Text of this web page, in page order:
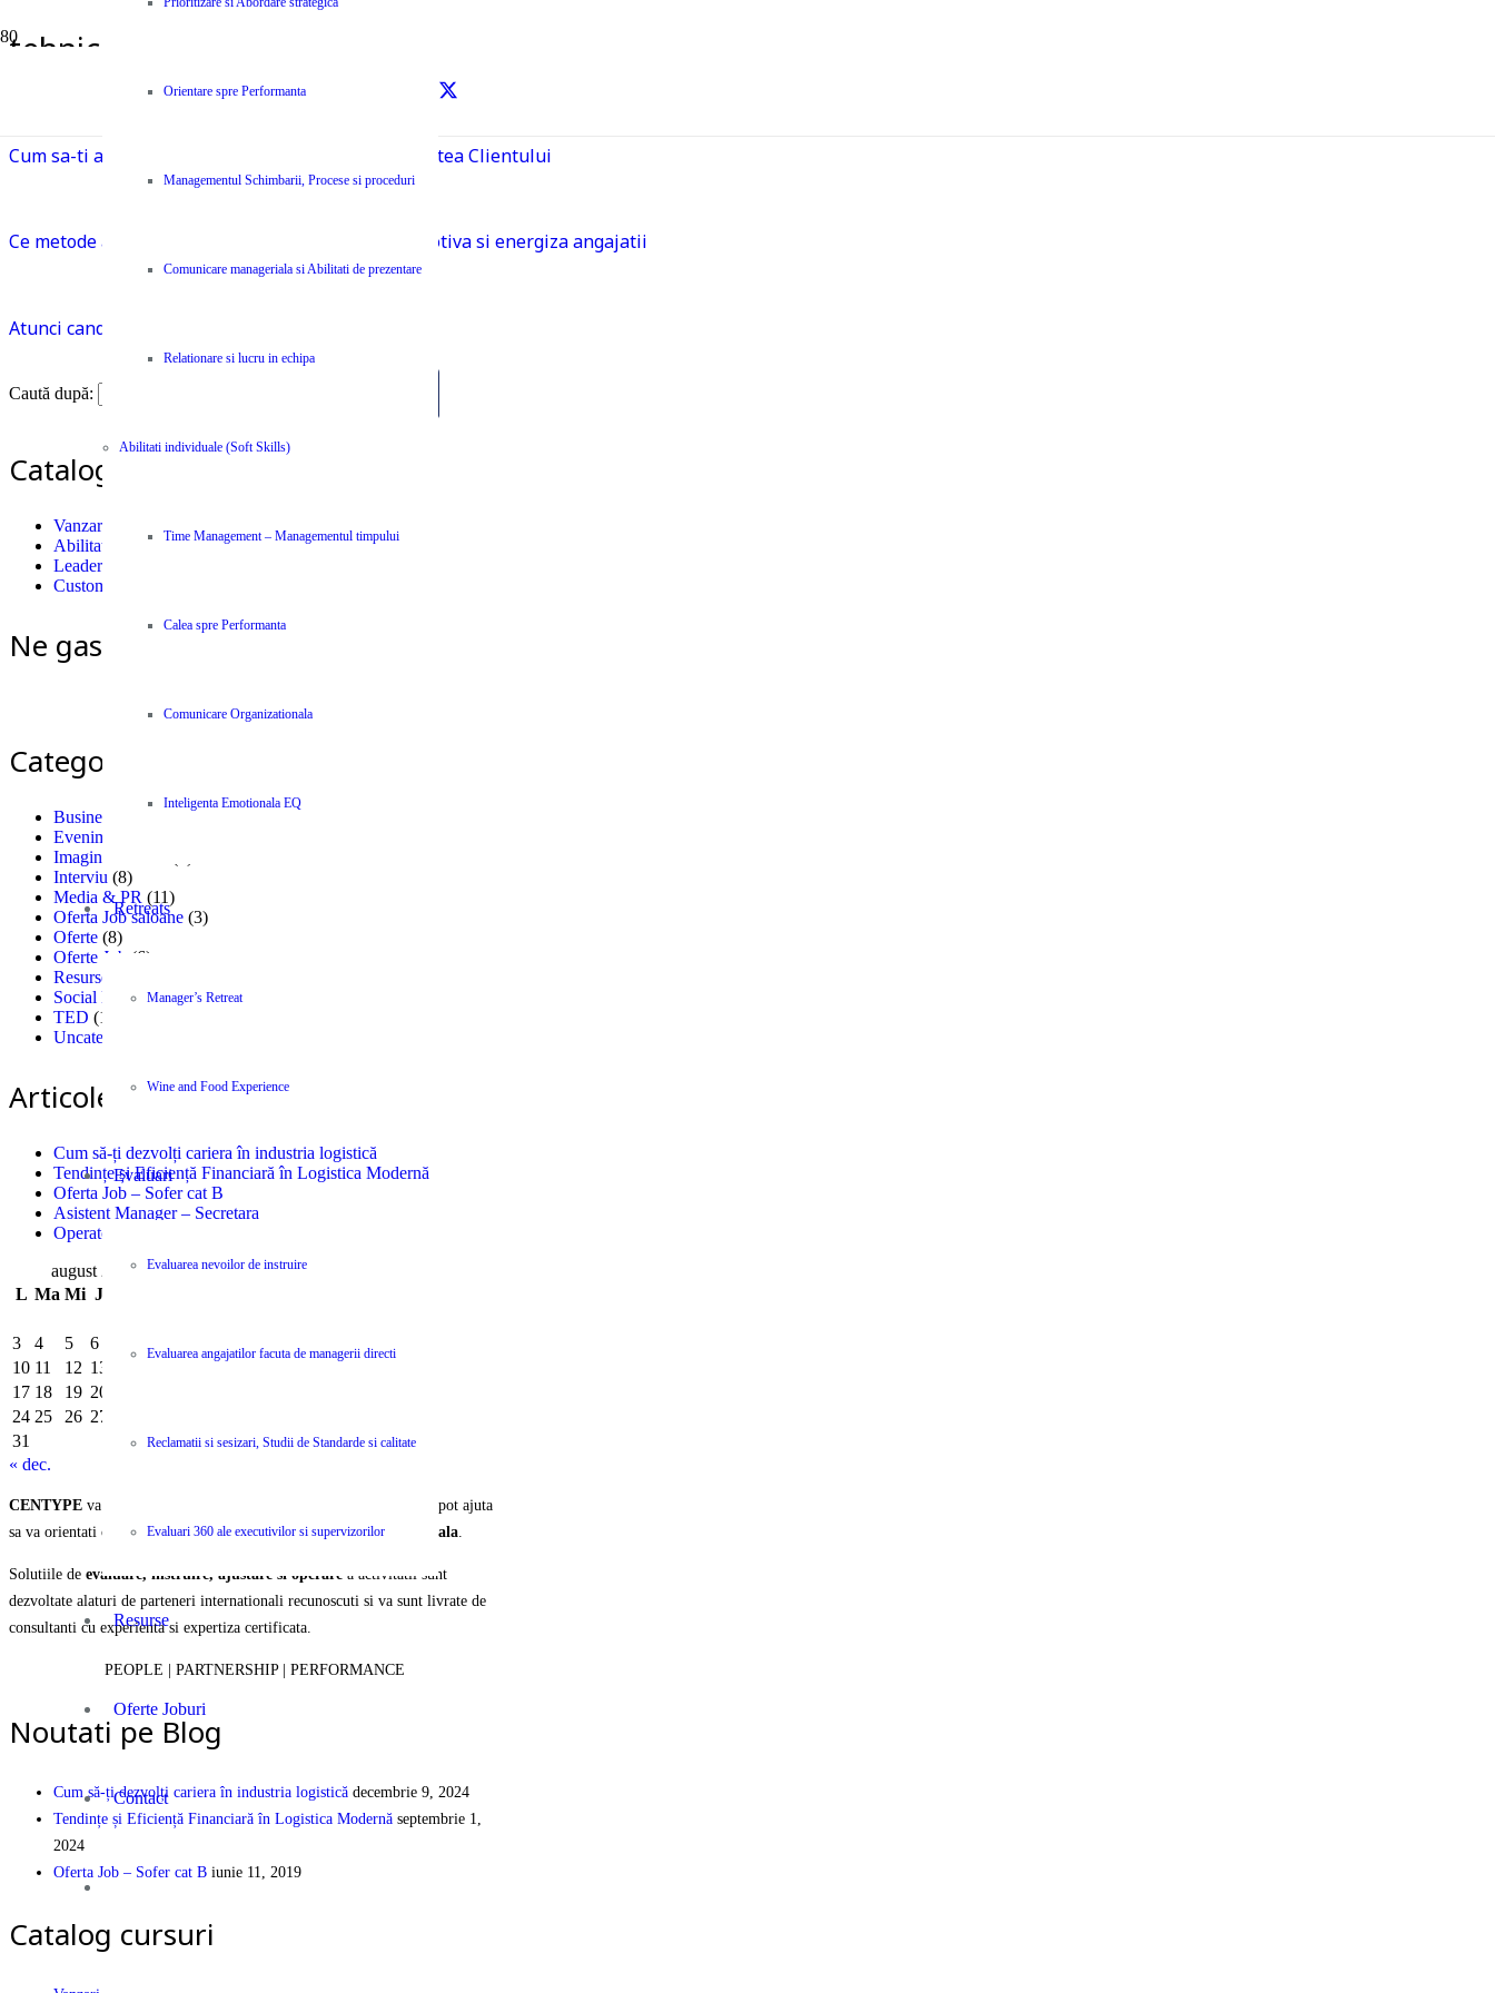
Orientare spre Performanta
Managementul Schimbarii, Procese si proceduri
Comunicare manageriala si Abilitati de prezentare
Relationare si lucru in echipa
Abilitati individuale (Soft Skills)
Time Management – Managementul timpului
Calea spre Performanta
Comunicare Organizationala
Inteligenta Emotionala EQ
Retreats
Manager’s Retreat
Wine and Food Experience
Evaluari
Evaluarea nevoilor de instruire
Evaluarea angajatilor facuta de managerii directi
Reclamatii si sesizari, Studii de Standarde si calitate
Evaluari 360 ale executivilor si supervizorilor
Resurse
Oferte Joburi
Contact
tehnici
Cum sa-ti adaptezi tactica de vanzari la personalitatea Clientului
Ce metode aplica managerii valorosi pentru a-si motiva si energiza angajatii
Atunci cand sanctiunile sunt pentru toti
Caută după:
Catalog Cursuri si Seminarii
Vanzari
Abilitati individuale (Soft Skills)
Leadership
Customer Care
Ne gasiti si pe Facebook
Categorii
Business News Centype
Evenimente
Imagini si Citate
Interviu (8)
Media & PR (11)
Oferta Job saloane (3)
Oferte (8)
Oferte Job
(6)
Resurse
Social Marketing(4)
TED (1)
Uncategorized
Articole recente
Cum să-ți dezvolți cariera în industria logistică
Tendințe și Eficiență Financiară în Logistica Modernă
Oferta Job – Sofer cat B
Asistent Manager – Secretara
Operator logistica
august 2026
L Ma Mi J
3
4 5 6
10 11 12 13
17 18 19 20
24 25 26 27
31
« dec.
CENTYPE va pune la dispozitie o selectie unica de servicii care va pot ajuta
sa va orientati organizatia si echipa spreperformanta organizationala
Solutiile de evaluare, instruire, ajustare si operare a activitatii sunt
dezvoltate alaturi de parteneri internationali recunoscuti si va sunt livrate de
consultanti cu experienta si expertiza certificata.
PEOPLE | PARTNERSHIP | PERFORMANCE
Noutati pe Blog
Cum să-ți dezvolți cariera în industria logistică decembrie 9, 2024
Tendințe și Eficiență Financiară în Logistica Modernă septembrie 1,
2024
Oferta Job – Sofer cat B iunie 11, 2019
Catalog cursuri